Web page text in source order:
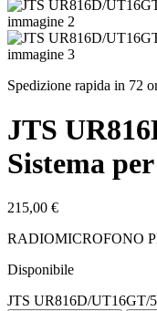
Spedizione rapida in 72
JTS
Sistema
215,00 €
RADIOMICROFONO
Disponibile
JTS UR816D/UT16GT/